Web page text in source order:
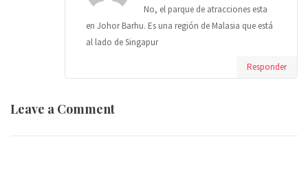
No, el parque de atracciones esta
en Johor Barhu. Es una región de Malasia que está
al lado de Singapur
Responder
Leave a Comment